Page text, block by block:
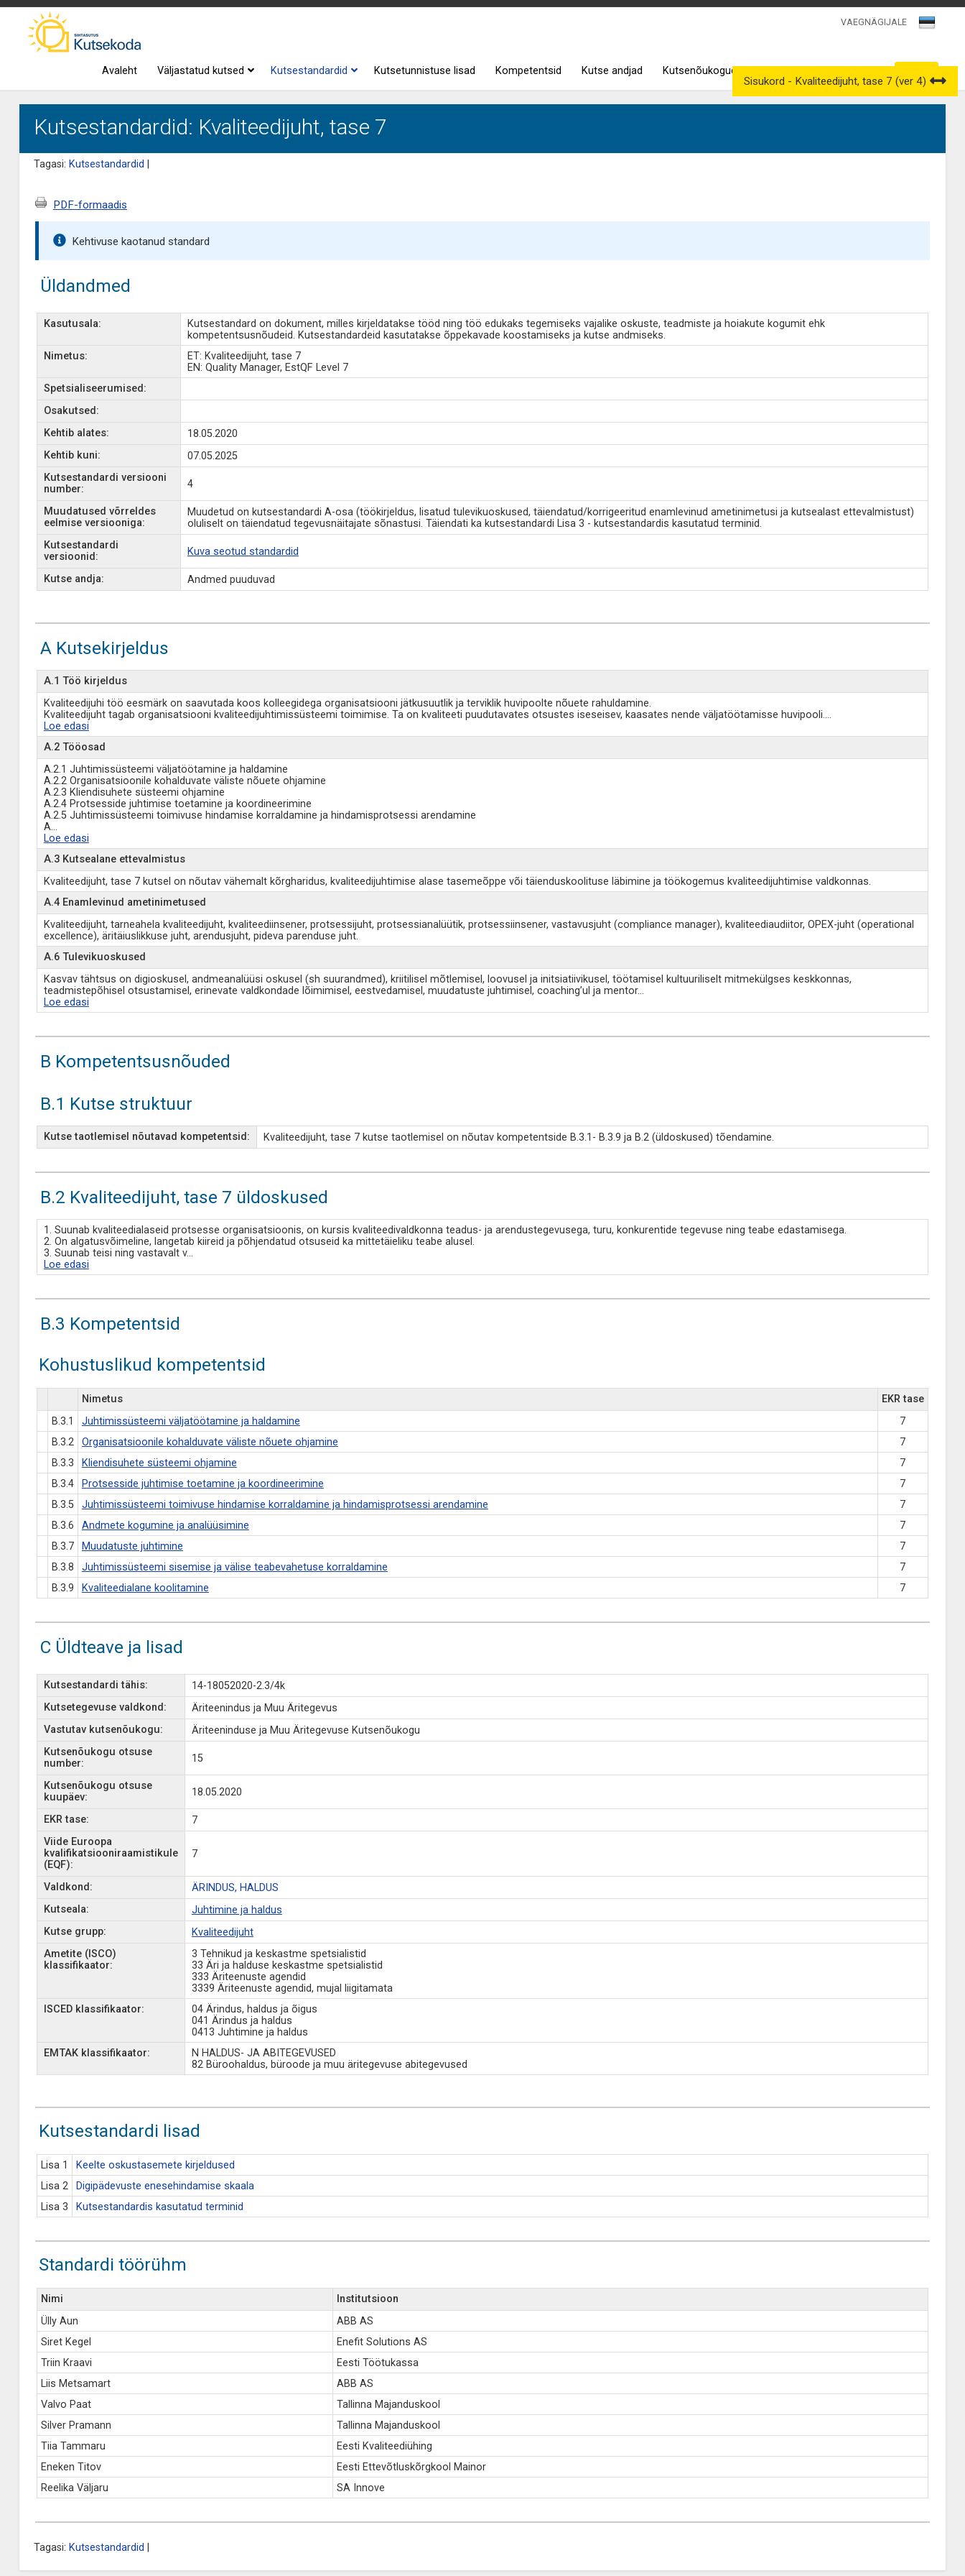
VAEGNÄGIJALE
Avaleht Väljastatud kutsed Kutsestandardid Kutsetunnistuse lisad Kompetentsid Kutse andjad Kutsenõukogud
Kutsestandardid: Kvaliteedijuht, tase 7
Tagasi: Kutsestandardid
Sisukord - Kvaliteedijuht, tase 7 (ver 4)
PDF-formaadis
Kehtivuse kaotanud standard
Üldandmed
Kasutusala:
Kutsestandard on dokument, milles kirjeldatakse tööd ning töö edukaks tegemiseks vajalike oskuste, teadmiste ja hoiakute kogumit ehk
kompetentsusnõudeid. Kutsestandardeid kasutatakse õppekavade koostamiseks ja kutse andmiseks.
Nimetus:
ET: Kvaliteedijuht, tase 7
EN: Quality Manager, EstQF Level 7
Spetsialiseerumised:
Osakutsed:
Kehtib alates:
18.05.2020
Kehtib kuni:
07.05.2025
Kutsestandardi versiooni
number:
4
Muudatused võrreldes
eelmise versiooniga:
Muudetud on kutsestandardi A-osa (töökirjeldus, lisatud tulevikuoskused, täiendatud/korrigeeritud enamlevinud ametinimetusi ja kutsealast ettevalmistust)
oluliselt on täiendatud tegevusnäitajate sõnastusi. Täiendati ka kutsestandardi Lisa 3 - kutsestandardis kasutatud terminid.
Kutsestandardi
versioonid:
Kuva seotud standardid
Kutse andja: Andmed puuduvad
A Kutsekirjeldus
A.1 Töö kirjeldus
Kvaliteedijuhi töö eesmärk on saavutada koos kolleegidega organisatsiooni jätkusuutlik ja terviklik huvipoolte nõuete rahuldamine.
Kvaliteedijuht tagab organisatsiooni kvaliteedijuhtimissüsteemi toimimise. Ta on kvaliteeti puudutavates otsustes iseseisev, kaasates nende väljatöötamisse huvipooli....
Loe edasi
A.2 Tööosad
A.2.1 Juhtimissüsteemi väljatöötamine ja haldamine
A.2.2 Organisatsioonile kohalduvate väliste nõuete ohjamine
A.2.3 Kliendisuhete süsteemi ohjamine
A.2.4 Protsesside juhtimise toetamine ja koordineerimine
A.2.5 Juhtimissüsteemi toimivuse hindamise korraldamine ja hindamisprotsessi arendamine
A...
Loe edasi
A.3 Kutsealane ettevalmistus
Kvaliteedijuht, tase 7 kutsel on nõutav vähemalt kõrgharidus, kvaliteedijuhtimise alase tasemeõppe või täienduskoolituse läbimine ja töökogemus kvaliteedijuhtimise valdkonnas.
A.4 Enamlevinud ametinimetused
Kvaliteedijuht, tarneahela kvaliteedijuht, kvaliteediinsener, protsessijuht, protsessianalüütik, protsessiinsener, vastavusjuht (compliance manager), kvaliteediaudiitor, OPEX-juht (operational
excellence), äritäiuslikkuse juht, arendusjuht, pideva parenduse juht.
A.6 Tulevikuoskused
Kasvav tähtsus on digioskusel, andmeanalüüsi oskusel (sh suurandmed), kriitilisel mõtlemisel, loovusel ja initsiatiivikusel, töötamisel kultuuriliselt mitmekülgses keskkonnas,
teadmistepõhisel otsustamisel, erinevate valdkondade lõimimisel, eestvedamisel, muudatuste juhtimisel, coaching’ul ja mentor...
Loe edasi
B Kompetentsusnõuded
B.1 Kutse struktuur
Kutse taotlemisel nõutavad kompetentsid: Kvaliteedijuht, tase 7 kutse taotlemisel on nõutav kompetentside B.3.1- B.3.9 ja B.2 (üldoskused) tõendamine.
B.2 Kvaliteedijuht, tase 7 üldoskused
1. Suunab kvaliteedialaseid protsesse organisatsioonis, on kursis kvaliteedivaldkonna teadus- ja arendustegevusega, turu, konkurentide tegevuse ning teabe edastamisega.
2. On algatusvõimeline, langetab kiireid ja põhjendatud otsuseid ka mittetäieliku teabe alusel.
3. Suunab teisi ning vastavalt v...
Loe edasi
B.3 Kompetentsid
Kohustuslikud kompetentsid
Nimetus
EKR tase
B.3.1
Juhtimissüsteemi väljatöötamine ja haldamine
7
B.3.2
Organisatsioonile kohalduvate väliste nõuete ohjamine
7
B.3.3
Kliendisuhete süsteemi ohjamine
7
B.3.4
Protsesside juhtimise toetamine ja koordineerimine
7
B.3.5
Juhtimissüsteemi toimivuse hindamise korraldamine ja hindamisprotsessi arendamine
7
B.3.6
Andmete kogumine ja analüüsimine
7
B.3.7
Muudatuste juhtimine
7
B.3.8
Juhtimissüsteemi sisemise ja välise teabevahetuse korraldamine
7
B.3.9
Kvaliteedialane koolitamine 7
C Üldteave ja lisad
Kutsestandardi tähis:
14-18052020-2.3/4k
Kutsetegevuse valdkond:
Äriteenindus ja Muu Äritegevus
Vastutav kutsenõukogu:
Äriteeninduse ja Muu Äritegevuse Kutsenõukogu
Kutsenõukogu otsuse
number:
15
Kutsenõukogu otsuse
kuupäev:
18.05.2020
EKR tase:
7
Viide Euroopa
kvalifikatsiooniraamistikule
(EQF):
7
Valdkond:
ÄRINDUS, HALDUS
Kutseala:
Juhtimine ja haldus
Kutse grupp:
Kvaliteedijuht
Ametite (ISCO)
klassifikaator:
3 Tehnikud ja keskastme spetsialistid
33 Äri ja halduse keskastme spetsialistid
333 Äriteenuste agendid
3339 Äriteenuste agendid, mujal liigitamata
ISCED klassifikaator:
04 Ärindus, haldus ja õigus
041 Ärindus ja haldus
0413 Juhtimine ja haldus
EMTAK klassifikaator:
N HALDUS- JA ABITEGEVUSED
82 Büroohaldus, büroode ja muu äritegevuse abitegevused
Kutsestandardi lisad
Lisa 1
Keelte oskustasemete kirjeldused
Lisa 2
Digipädevuste enesehindamise skaala
Lisa 3
Kutsestandardis kasutatud terminid
Standardi töörühm
Nimi
Institutsioon
Ülly Aun
ABB AS
Siret Kegel
Enefit Solutions AS
Triin Kraavi
Eesti Töötukassa
Liis Metsamart
ABB AS
Valvo Paat
Tallinna Majanduskool
Silver Pramann
Tallinna Majanduskool
Tiia Tammaru
Eesti Kvaliteediühing
Eneken Titov
Eesti Ettevõtluskõrgkool Mainor
Reelika Väljaru
SA Innove
Tagasi: Kutsestandardid